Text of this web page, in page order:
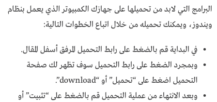
البرامج التي لابد من تحميلها على جهازك الكمبيوتر الذي يعمل بنظام
ويندوز، ويمكنك تحميله من خلال اتباع الخطوات التالية:
في البداية قم بالضغط على رابط التحميل المرفق أسفل المقال.
وبمجرد الضغط على رابط التحميل سوف تظهر لك صفحة
التحميل اضغط على “تحميل” أو “download”.
وبعد الانتهاء من عملية التحميل قم بالضغط على “تثبيت” أو